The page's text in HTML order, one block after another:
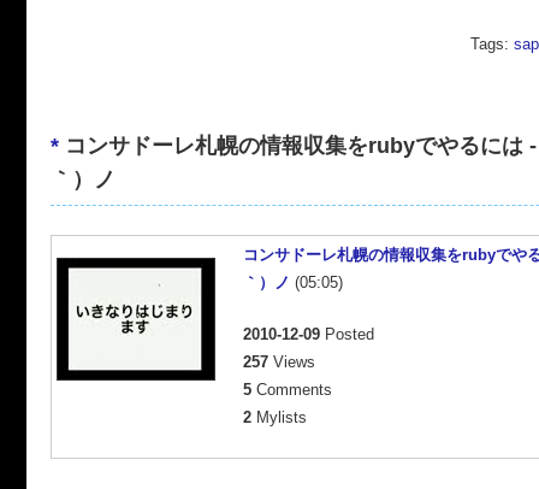
Tags:
* コンサドーレ札幌の情報収集をrubyでやるには
｀）ノ
コンサドーレ札幌の情報収集をrubyでや
｀）ノ (05:05)
2010-12-09 Posted
257 Views
5 Comments
2 Mylists